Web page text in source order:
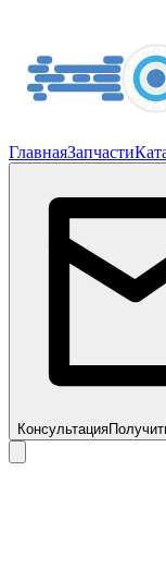
ГлавнаяЗапчасти
Консультация